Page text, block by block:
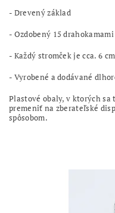
- Drevený základ
- Ozdobený 15
- Každý stromček je cca. 6
- Vyrobené a dodávané
Plastové obaly, v ktorých sa
premeniť na zberateľské
spôsobom.